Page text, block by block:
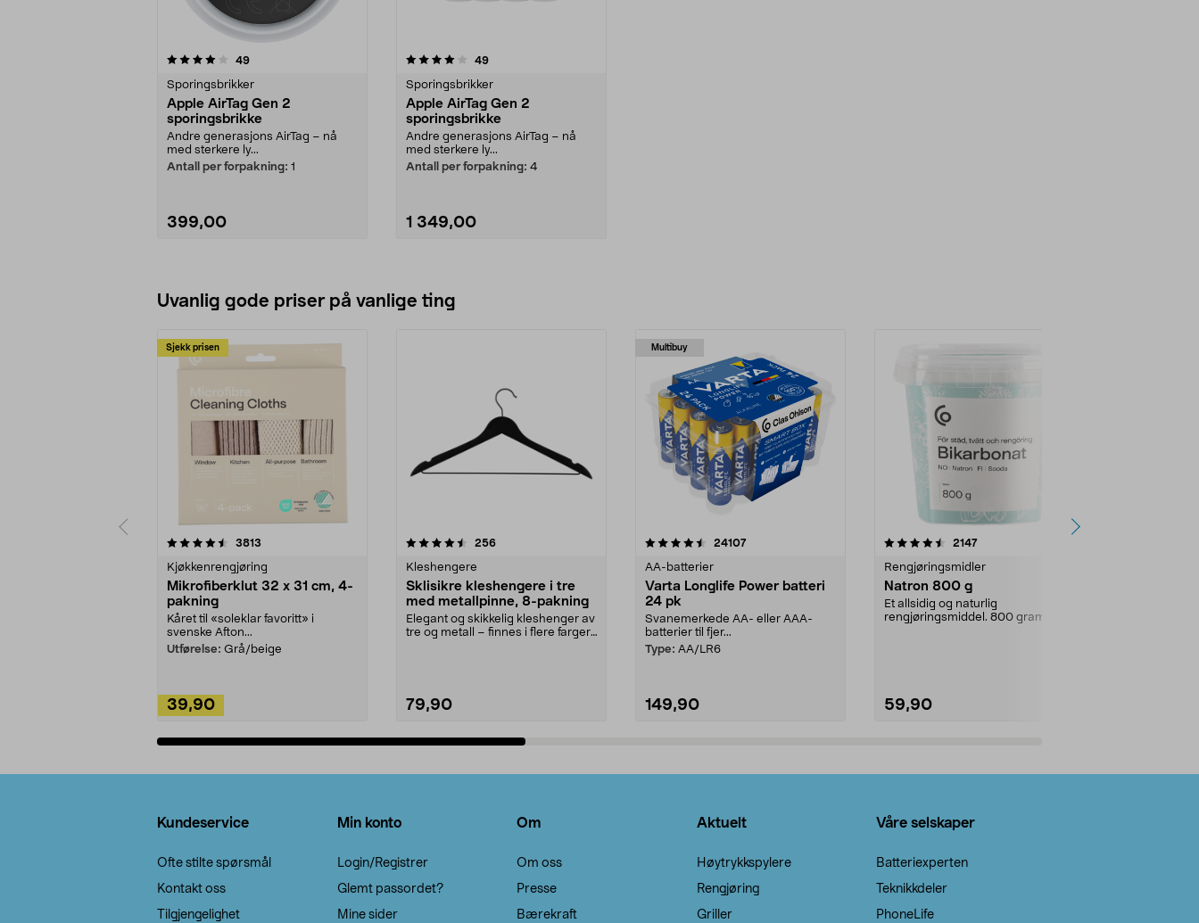
49anmeldelser
Sporingsbrikker
Apple AirTag Gen 2
sporingsbrikke
Andre generasjons AirTag – nå
med sterkere ly...
Antall per forpakning: 1
399,00
4.0av 5 stjerner 49anmeldelser
Sporingsbrikker
Apple AirTag Gen 2
sporingsbrikke
Andre generasjons AirTag – nå
med sterkere ly...
Antall per forpakning: 4
1 349,00
Uvanlig gode priser på vanlige ting
Sjekk prisen
3813
Kjøkkenrengjøring
Mikrofiberklut 32 x 31 cm, 4-
pakning
Kåret til «soleklar favoritt» i
svenske Afton...
Utførelse: Grå/beige
39,90
4.5av 5 stjerner 256anmeldelser
Kleshengere
Sklisikre kleshengere i tre
med metallpinne, 8-pakning
Elegant og skikkelig kleshenger av
tre og metall – finnes i flere farger.
79,90
Multibuy
4.5av 5 stjerner 24107anmeldelser
AA-batterier
Varta Longlife Power batteri
24 pk
Svanemerkede AA- eller AAA-
batterier til fjer...
Type: AA/LR6
149,90
4.5av 5 stjerner 2147anmeldelser
Rengjøringsmidler
Natron 800 g
Et allsidig og naturlig
rengjøringsmiddel. 800 gram
59,90
4.0av 5 stjerner
Kundeservice
Ofte stilte spørsmål
Kontakt oss
Tilgjengelighet
Min konto
Login/Registrer
Glemt passordet?
Mine sider
Om
Om oss
Presse
Bærekraft
Aktuelt
Høytrykkspylere
Rengjøring
Griller
Våre selskaper
Batteriexperten
Teknikkdeler
PhoneLife